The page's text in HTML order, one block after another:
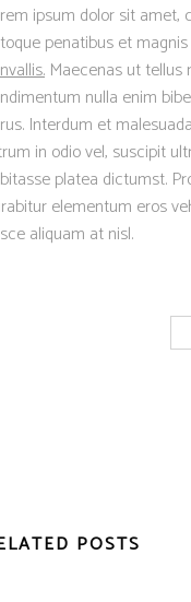
ipsum dolor sit amet,
penatibus et
Maecenas ut
nulla enim
Interdum et
in odio vel, suscipit
platea dictumst.
elementum eros
aliquam at nisl.
POSTS